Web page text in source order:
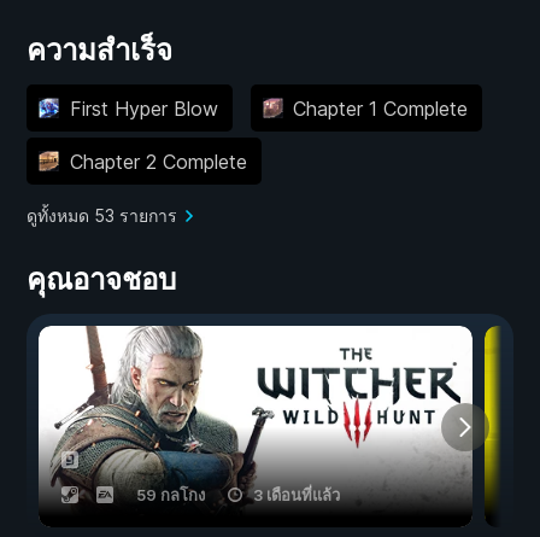
ความสำเร็จ
First Hyper Blow Chapter 1 Complete
Chapter 2 Complete
ดูทั้งหมด 53 รายการ
คุณอาจชอบ
59 กลโกง 3 เดือนที่แล้ว